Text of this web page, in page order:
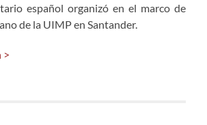
español organizó en el marco de
de la UIMP en Santander.
>